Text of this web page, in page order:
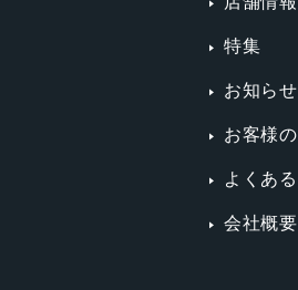
特集
お知ら
お客様
よくあ
会社概要